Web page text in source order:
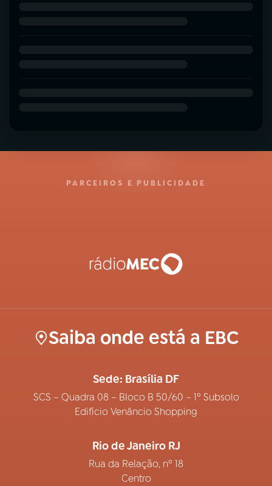
PARCEIROS E PUBLICIDADE
Saiba onde está a EBC
Sede: Brasília DF
SCS – Quadra 08 – Bloco B 50/60 – 1º Subsolo
Edifício Venâncio Shopping
Rio de Janeiro RJ
Rua da Relação, nº 18
Centro